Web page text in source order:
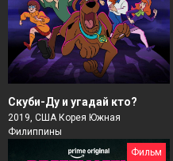
Скуби-Ду и угадай кто?
2019, США Корея Южная
Филиппины
Фильм